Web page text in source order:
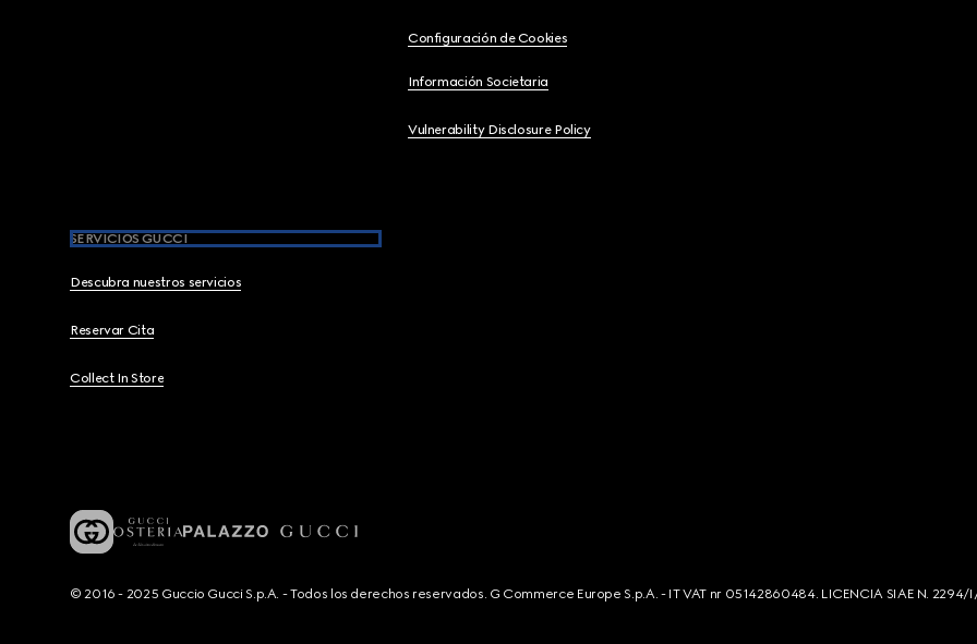
Configuración de Cookies
Información Societaria
Vulnerability Disclosure Policy
SERVICIOS GUCCI
Descubra nuestros servicios
Reservar Cita
Collect In Store
© 2016 - 2025 Guccio Gucci S.p.A. - Todos los derechos reservados. G Commerce Europe S.p.A. - IT VAT nr 05142860484. LICENCIA SIAE N.